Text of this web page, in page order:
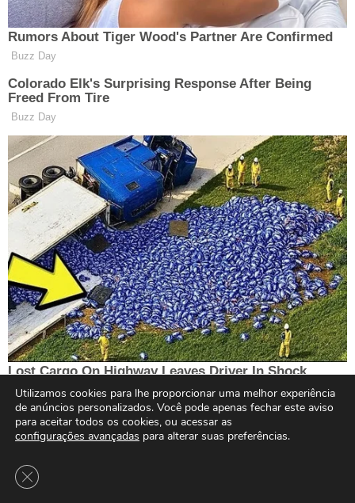
Utilizamos cookies para lhe proporcionar uma melhor experiência
de anúncios personalizados. Você pode apenas fechar este aviso
para aceitar todos os cookies, ou acessar as
configurações avançadas para alterar suas preferências.
Close GDPR Cookie Banner